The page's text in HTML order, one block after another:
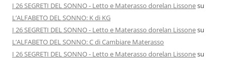
I 26 SEGRETI DEL SONNO - Letto e Materasso dorelan Lissonesu
L’ALFABETO DEL SONNO: K di KG
I 26 SEGRETI DEL SONNO - Letto e Materasso dorelan Lissonesu
L’ALFABETO DEL SONNO: C di Cambiare Materasso
I 26 SEGRETI DEL SONNO - Letto e Materasso dorelan Lissonesu